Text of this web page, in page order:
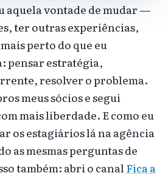
aquela vontade de mudar —
ter outras experiências,
perto do que eu
pensar estratégia,
resolver o problema.
meus sócios e segui
mais liberdade. E como eu
os estagiários lá na agência
as mesmas perguntas de
também: abri o canal Fica a